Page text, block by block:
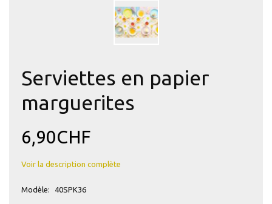
Serviettes en papier
marguerites
6,90CHF
Voir la description complète
Modèle: 40SPK36